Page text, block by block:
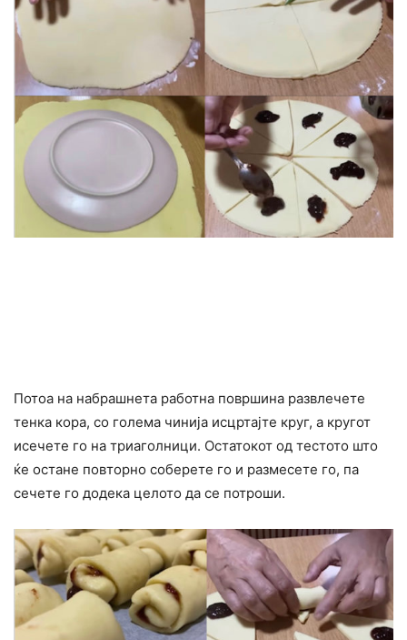
Потоа на набрашнета работна површина развлечете
тенка кора, со голема чинија исцртајте круг, а кругот
исечете го на триаголници. Остатокот од тестото што
ќе остане повторно соберете го и размесете го, па
сечете го додека целото да се потроши.